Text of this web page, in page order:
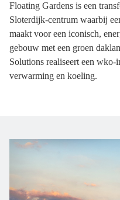
Floating Gardens is een
Sloterdijk-centrum waarbij
maakt voor een iconisch,
gebouw met een groen
Solutions realiseert een
verwarming en koeling.